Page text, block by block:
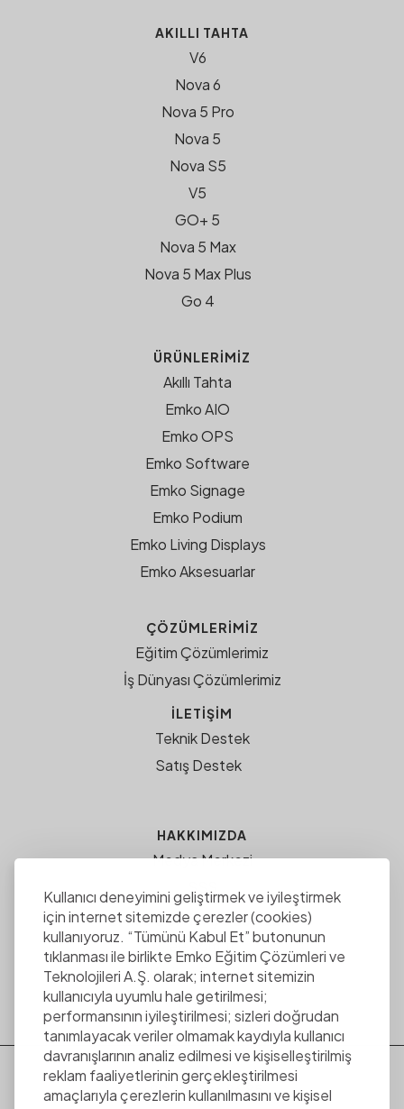
Kullanıcı deneyimini geliştirmek ve iyileştirmek
için internet sitemizde çerezler (cookies)
kullanıyoruz. “Tümünü Kabul Et” butonunun
tıklanması ile birlikte Emko Eğitim Çözümleri ve
Teknolojileri A.Ş. olarak; internet sitemizin
kullanıcıyla uyumlu hale getirilmesi;
performansının iyileştirilmesi; sizleri doğrudan
tanımlayacak veriler olmamak kaydıyla kullanıcı
davranışlarının analiz edilmesi ve kişiselleştirilmiş
reklam faaliyetlerinin gerçekleştirilmesi
amaçlarıyla çerezlerin kullanılmasını ve kişisel
AKILLI TAHTA
V6
Nova 6
Nova 5 Pro
Nova 5
Nova S5
V5
GO+ 5
Nova 5 Max
Nova 5 Max Plus
Go 4
ÜRÜNLERIMIZ
Akıllı Tahta
Emko AIO
Emko OPS
Emko Software
Emko Signage
Emko Podium
Emko Living Displays
Emko Aksesuarlar
ÇÖZÜMLERIMIZ
Eğitim Çözümlerimiz
İş Dünyası Çözümlerimiz
İLETİŞİM
Teknik Destek
Satış Destek
HAKKIMIZDA
Medya Merkezi
EMKO EĞITIM ÇÖZÜMLERI
ee.com.tr
Kariyer Fırsatları
Çerezler
+90 212 886 86 85